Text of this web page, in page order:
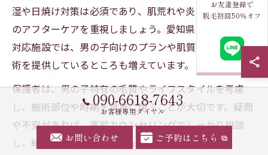
湿や日焼け対策は必須であり、肌荒れや炎症を防ぐため
のアフターケアを重視しましょう。愛知県のキッズ脱毛
対応施設では、男の子向けのプランや肌質に合わせた施
術を提供しているところも増えています。
保護者は、男の子特有の毛質やライフスタイルを考慮
し、施術部位や時期を慎重に選ぶことが大切です。疑問
や不安があれば、事前カウンセリングでしっかり相談
し、納得した上で進めましょう。
お友達登録で
脱毛初回50％オフ
090-6618-7643
お客様専用ダイヤル
お問い合わせ ご予約はこちら